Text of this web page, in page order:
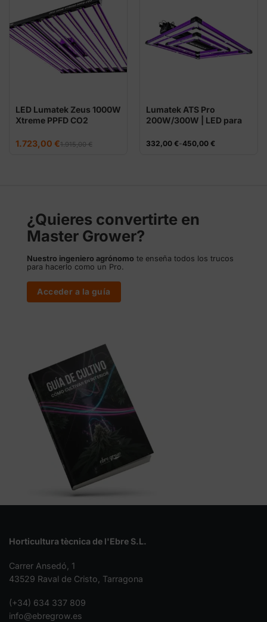
LED Lumatek Zeus 1000W
Xtreme PPFD CO2
1.915,00€
El
precio
1.723,00 €
El
precio
Lumatek ATS Pro
200W/300W | LED para
332,00 €-450,00 €
Rango
¿Quieres convertirte en
Master Grower?
Nuestro ingeniero agrónomo te enseña todos los trucos
para hacerlo como un Pro.
Acceder a la guía
Horticultura tècnica de l'Ebre S.L.
Carrer Ansedó, 1
43529 Raval de Cristo, Tarragona
(+34) 634 337 809
info@ebregrow.es